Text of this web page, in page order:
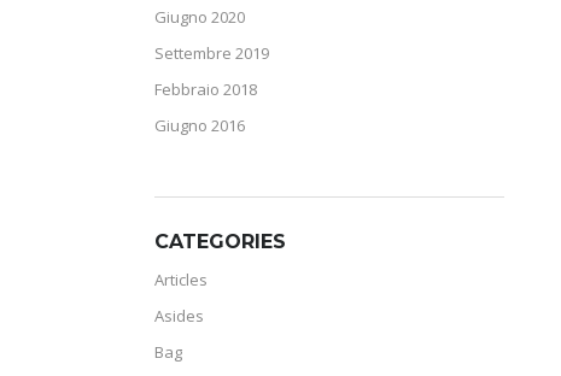
Giugno 2020
Settembre 2019
Febbraio 2018
Giugno 2016
CATEGORIES
Articles
Asides
Bag